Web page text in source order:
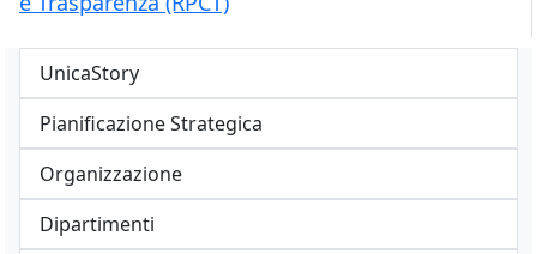
UnicaStory
Pianificazione Strategica
Organizzazione
Dipartimenti